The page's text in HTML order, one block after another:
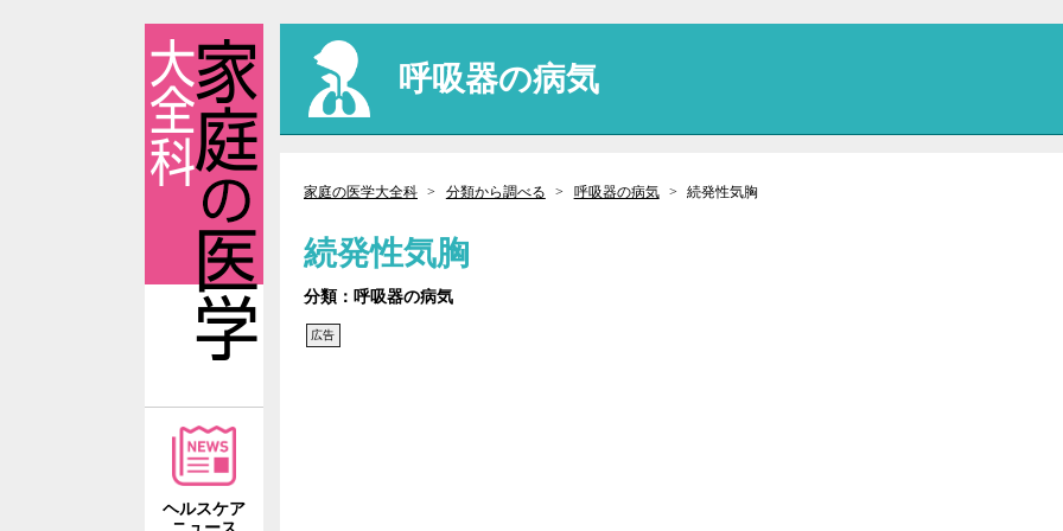
ヘルスケア
呼吸器の病気
家庭の医学大全科 分類から調べる 呼吸器の病気 続発性気胸
続発性気胸
分類：呼吸器の病気
広告